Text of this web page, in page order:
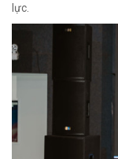
lực.